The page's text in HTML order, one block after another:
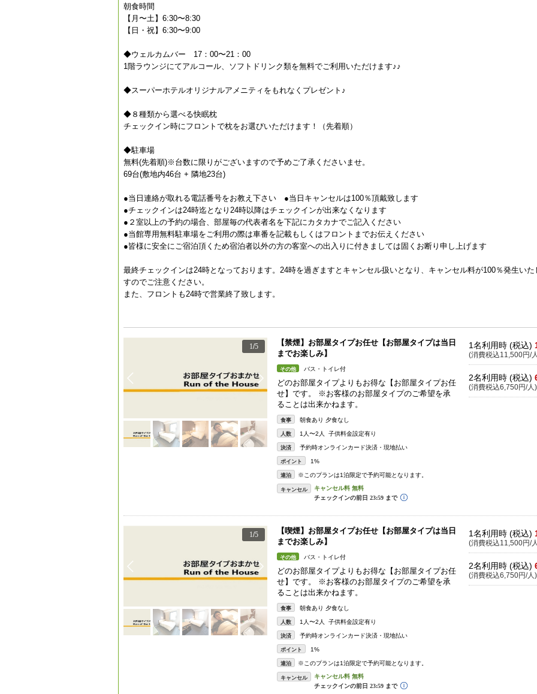
朝食時間
【月〜土】6:30〜8:30
【日・祝】6:30〜9:00
◆ウェルカムバー 17：00〜21：00
1階ラウンジにてアルコール、ソフトドリンク類を無料でご利用いただけます♪♪
◆スーパーホテルオリジナルアメニティをもれなくプレゼント♪
◆８種類から選べる快眠枕
チェックイン時にフロントで枕をお選びいただけます！（先着順）
◆駐車場
無料(先着順)※台数に限りがございますので予めご了承くださいませ。
69台(敷地内46台 + 隣地23台)
●当日連絡が取れる電話番号をお教え下さい ●当日キャンセルは100％頂戴致します
●チェックインは24時迄となり24時以降はチェックインが出来なくなります
●２室以上の予約の場合、部屋毎の代表者名を下記にカタカナでご記入ください
●当館専用無料駐車場をご利用の際は車番を記載もしくはフロントまでお伝えください
●皆様に安全にご宿泊頂くため宿泊者以外の方の客室への出入りに付きましては固くお断り申し上げます
最終チェックインは24時となっております。24時を過ぎますとキャンセル扱いとなり、キャンセル料が100％発生いた
すのでご注意ください。
また、フロントも24時で営業終了致します。
1/5
【禁煙】お部屋タイプお任せ【お部屋タイプは当日
までお楽しみ】
その他 バス・トイレ付
どのお部屋タイプよりもお得な【お部屋タイプお任
せ】です。 ※お客様のお部屋タイプのご希望を承
ることは出来かねます。
食事 朝食あり 夕食なし
人数 1人〜2人 子供料金設定有り
決済 予約時オンラインカード決済・現地払い
ポイント 1%
連泊 ※このプランは1泊限定で予約可能となります。
キャンセル
1名利用時 (税込)
(消費税込11,500円/
2名利用時 (税込)
(消費税込6,750円/人)
1/5
【喫煙】お部屋タイプお任せ【お部屋タイプは当日
までお楽しみ】
その他 バス・トイレ付
どのお部屋タイプよりもお得な【お部屋タイプお任
せ】です。 ※お客様のお部屋タイプのご希望を承
ることは出来かねます。
食事 朝食あり 夕食なし
人数 1人〜2人 子供料金設定有り
決済 予約時オンラインカード決済・現地払い
ポイント 1%
連泊 ※このプランは1泊限定で予約可能となります。
キャンセル
1名利用時 (税込)
(消費税込11,500円/
2名利用時 (税込)
(消費税込6,750円/人)